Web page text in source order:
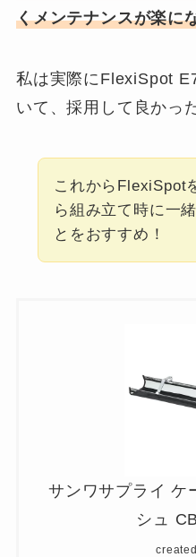
くメンテナンスが楽に
私は実際にFlexiSpot
いて、採用して良かっ
これからFlexiSpot
ら組み立て時に一
とをおすすめ！
サンワサプライ ケ
シュ